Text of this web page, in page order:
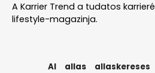
A Karrier Trend a tudatos
lifestyle-magazinja.
AI allas allaskereses